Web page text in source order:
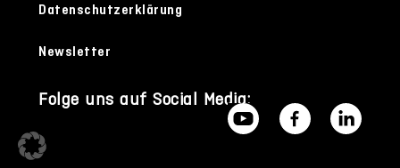
Datenschutzerklärung
Newsletter
Folge uns auf Social Media: